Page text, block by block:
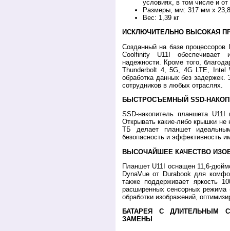
условиях, в том числе и от
Размеры, мм: 317 мм х
Вес: 1,39 кг
ИСКЛЮЧИТЕЛЬНО ВЫСОКАЯ
Созданный на базе процессоров
Coolfinity U11I обеспечивает
надежности. Кроме того,
Thunderbolt 4, 5G, 4G LTE, Intel
обработка данных без
сотрудников в любых отраслях.
БЫСТРОСЪЕМНЫЙ SSD-
SSD-накопитель планшета
Открывать какие-либо крышки
ТБ делает планшет
безопасность и эффективность
ВЫСОЧАЙШЕЕ КАЧЕСТВО
Планшет U11I оснащен 11,6-
DynaVue от Durabook для
также поддерживает яркость
расширенных сенсорных режима
обработки изображений,
БАТАРЕЯ С ДЛИТЕЛЬНЫМ
ЗАМЕНЫ